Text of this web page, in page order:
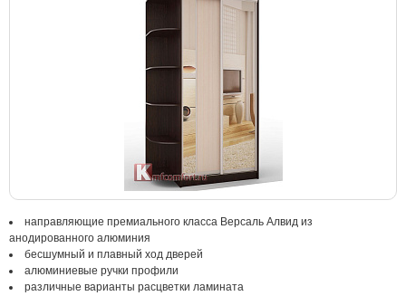
направляющие премиального класса Версаль Алвид из
анодированного алюминия
бесшумный и плавный ход дверей
алюминиевые ручки профили
различные варианты расцветки ламината